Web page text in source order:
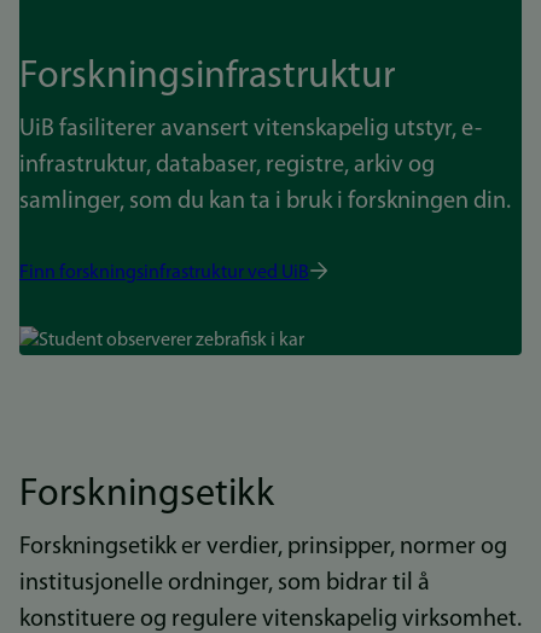
Forskningsinfrastruktur
UiB fasiliterer avansert vitenskapelig utstyr, e-
infrastruktur, databaser, registre, arkiv og
samlinger, som du kan ta i bruk i forskningen din.
Finn forskningsinfrastruktur ved UiB
Bilde
Forskningsetikk
Forskningsetikk er verdier, prinsipper, normer og
institusjonelle ordninger, som bidrar til å
konstituere og regulere vitenskapelig virksomhet.